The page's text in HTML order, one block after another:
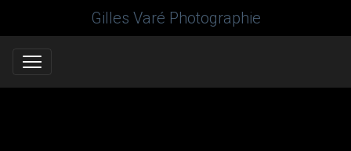
Gilles Varé Photographie